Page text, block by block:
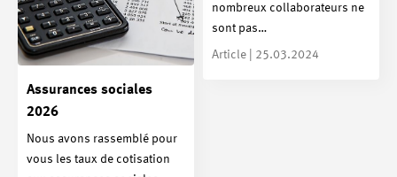
nombreux collaborateurs ne
sont pas…
Article | 25.03.2024
Assurances sociales
2026
Nous avons rassemblé pour
vous les taux de cotisation